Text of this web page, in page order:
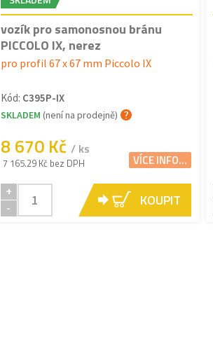
vozík pro samonosnou bránu
PICCOLO IX, nerez
pro profil 67 x 67 mm Piccolo IX
Kód: C395P-IX
SKLADEM (není na prodejně)
8 670 Kč / ks
7 165.29 Kč bez DPH VÍCE INFO...
+
-
KOUPIT